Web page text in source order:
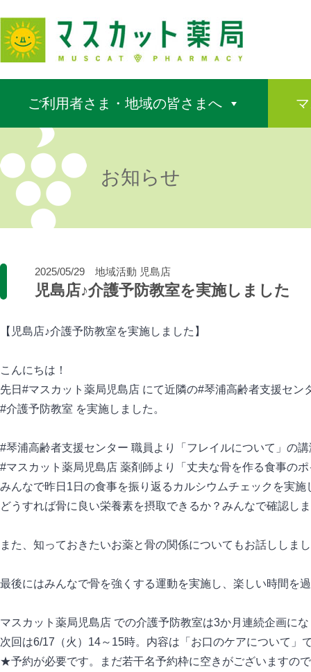
ご利用者さま・地域の皆さまへ
お知らせ
2025/05/29 地域活動 児島店
児島店♪介護予防教室を実施しました
【児島店♪介護予防教室を実施しました】
こんにちは！
先日#マスカット薬局児島店 にて近隣の#琴浦高齢者支援セン
#介護予防教室 を実施しました。
#琴浦高齢者支援センター 職員より「フレイルについて」の
#マスカット薬局児島店 薬剤師より「丈夫な骨を作る食事の
みんなで昨日1日の食事を振り返るカルシウムチェックを実施
どうすれば骨に良い栄養素を摂取できるか？みんなで確認し
また、知っておきたいお薬と骨の関係についてもお話ししま
最後にはみんなで骨を強くする運動を実施し、楽しい時間を
マスカット薬局児島店 での介護予防教室は3か月連続企画に
次回は6/17（火）14～15時。内容は「お口のケアについて」
★予約が必要です。まだ若干名予約枠に空きがございますの